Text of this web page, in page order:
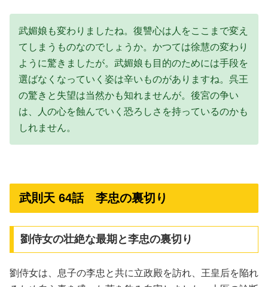
武媚娘も変わりましたね。復讐心は人をここまで変え
てしまうものなのでしょうか。かつては徐慧の変わり
ように驚きましたが。武媚娘も目的のためには手段を
選ばなくなっていく姿は辛いものがありますね。呉王
の驚きと失望は当然かも知れませんが。後宮の争い
は、人の心を蝕んでいく恐ろしさを持っているのかも
しれません。
武則天 64話 李忠の裏切り
劉侍女の壮絶な最期と李忠の裏切り
劉侍女は、息子の李忠と共に立政殿を訪れ、王皇后を陥れ